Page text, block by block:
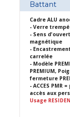
Battant
Cadre ALU
- Verre
- Sens
magnétique
-
carrelée
- Modèle
PREMIUM,
fermeture
- ACCES PMR
accès aux
Usage